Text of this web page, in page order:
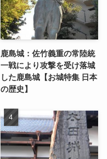
鹿島城：佐竹義重の常陸統
一戦により攻撃を受け落城
した鹿島城【お城特集 日本
の歴史】